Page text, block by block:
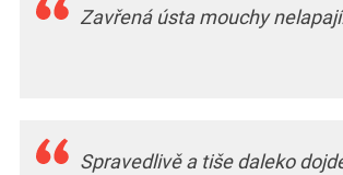
Zavřená ústa mouchy
Spravedlivě a tiše daleko